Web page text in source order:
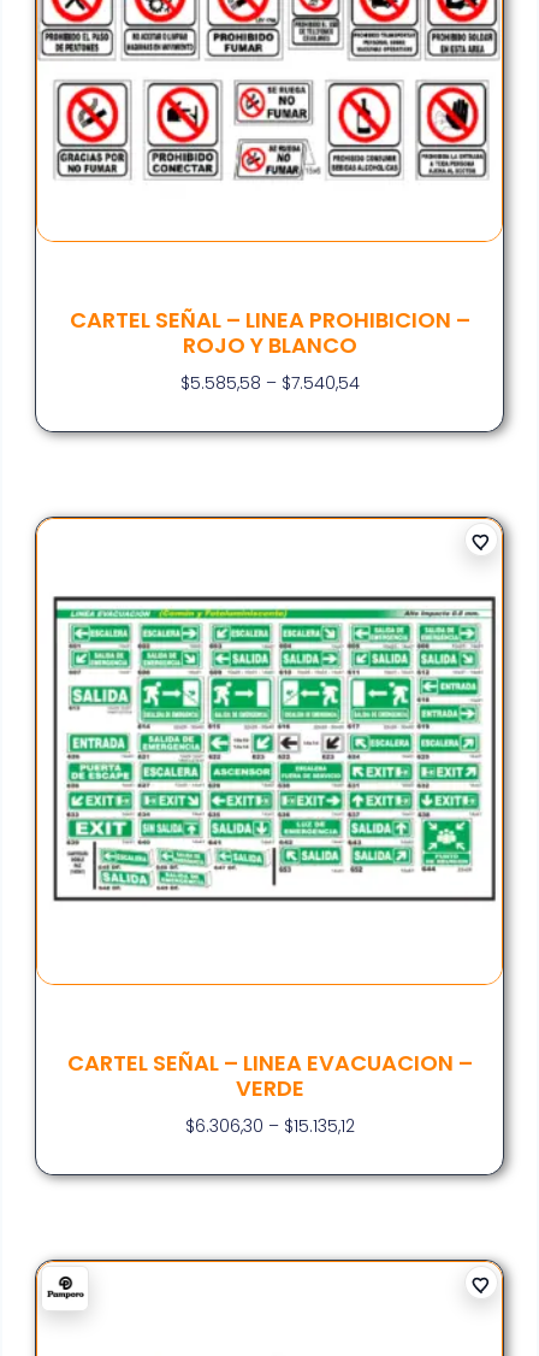
CARTEL SEÑAL – LINEA PROHIBICION –
ROJO Y BLANCO
$5.585,58 – $7.540,54
CARTEL SEÑAL – LINEA EVACUACION –
VERDE
$6.306,30 – $15.135,12